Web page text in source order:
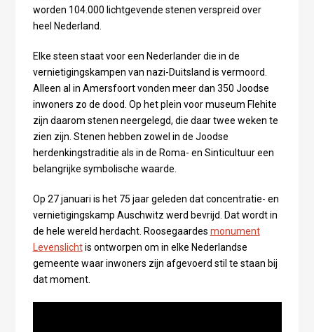
worden 104.000 lichtgevende stenen verspreid over
heel Nederland.
Elke steen staat voor een Nederlander die in de
vernietigingskampen van nazi-Duitsland is vermoord.
Alleen al in Amersfoort vonden meer dan 350 Joodse
inwoners zo de dood. Op het plein voor museum Flehite
zijn daarom stenen neergelegd, die daar twee weken te
zien zijn. Stenen hebben zowel in de Joodse
herdenkingstraditie als in de Roma- en Sinticultuur een
belangrijke symbolische waarde.
Op 27 januari is het 75 jaar geleden dat concentratie- en
vernietigingskamp Auschwitz werd bevrijd. Dat wordt in
de hele wereld herdacht. Roosegaardes monument
Levenslichtis ontworpen om in elke Nederlandse
gemeente waar inwoners zijn afgevoerd stil te staan bij
dat moment.